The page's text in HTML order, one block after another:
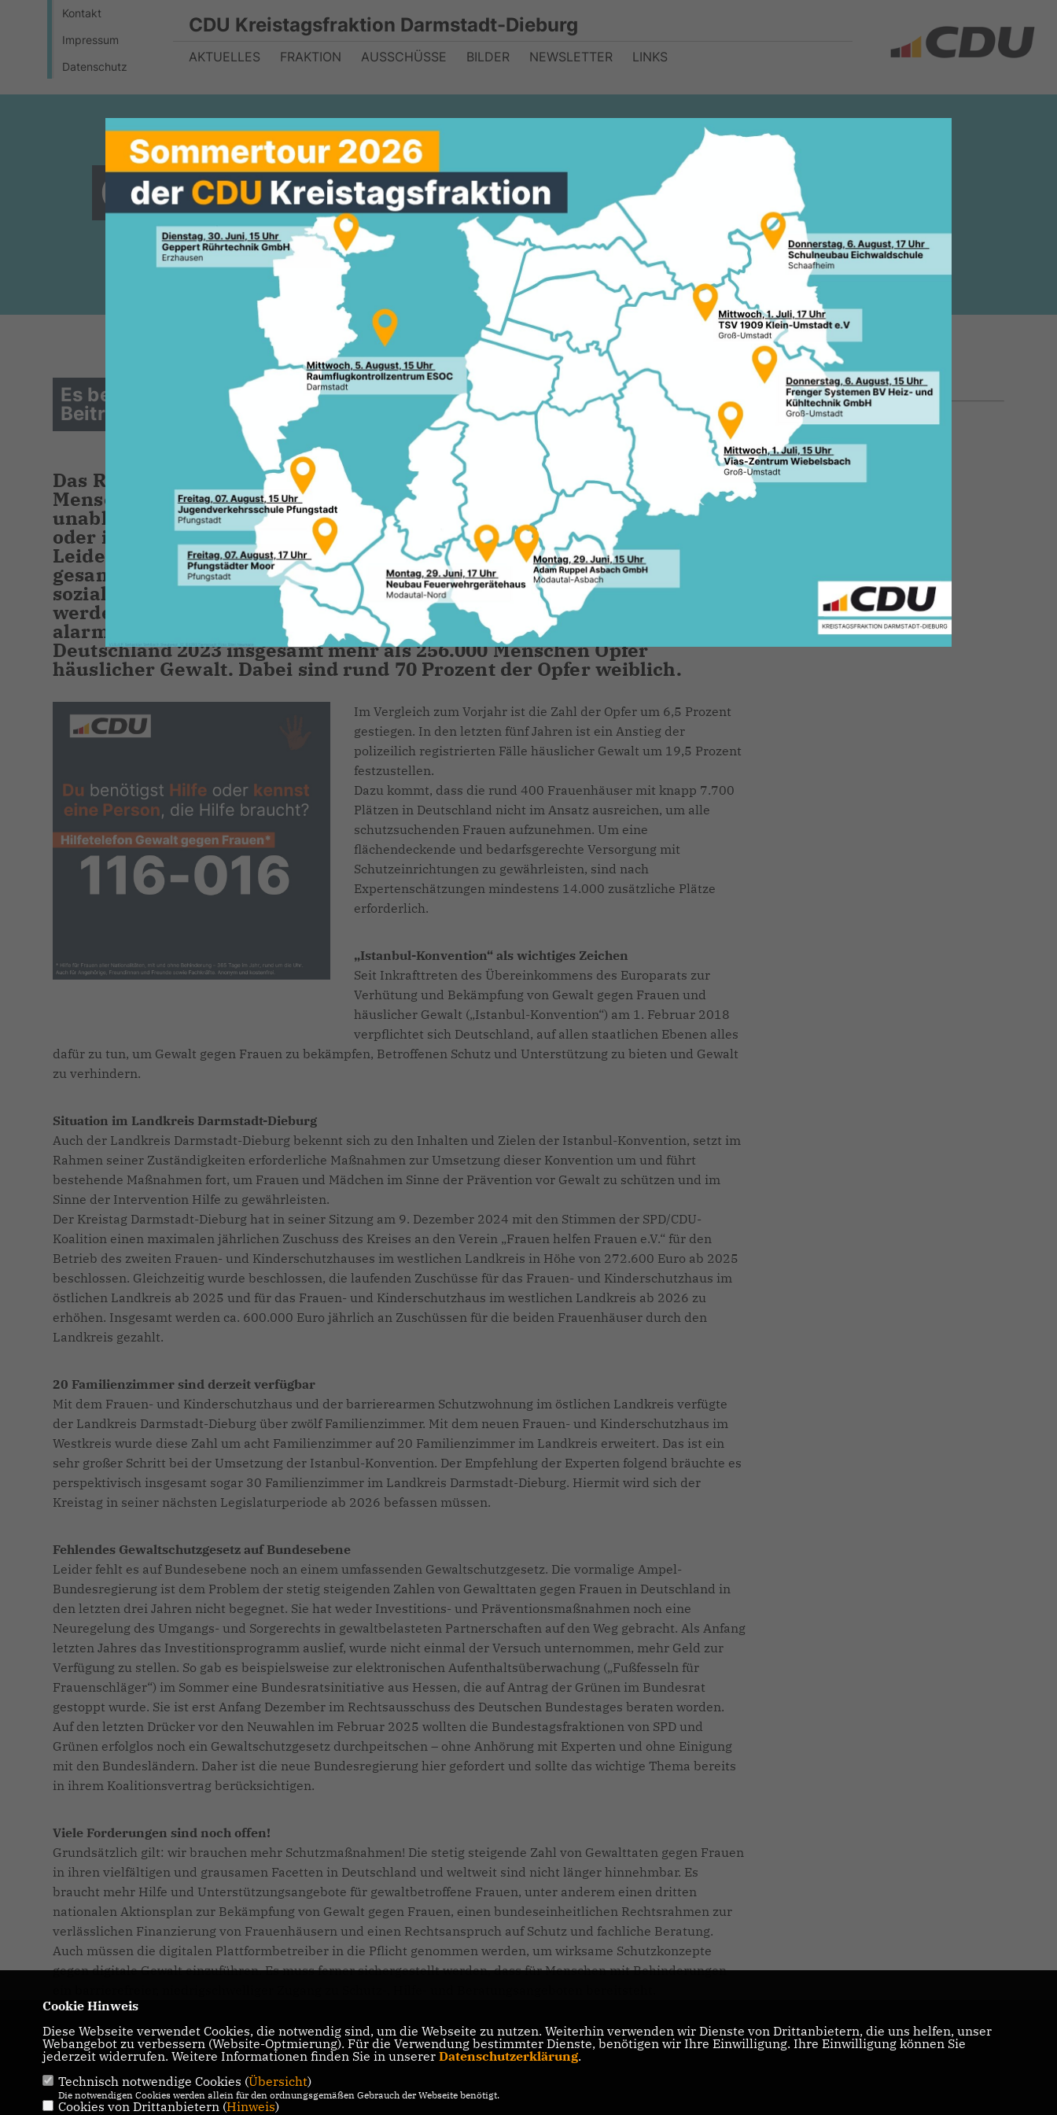
Kontakt
Impressum
Datenschutz
CDU Kreistagsfraktion Darmstadt-Dieburg
AKTUELLES FRAKTION AUSSCHÜSSE BILDER NEWSLETTER LINKS
Gewalt gegen Frauen
Es bedarf größerer Kraftanstrengungen für ein Gewaltschutzgesetz - Ein
Beitrag von Dr. Astrid Mannes
Das Recht auf ein Leben ohne Gewalt darf kein Zufall sein. Es ist ein
Menschenrecht, das auch für alle Frauen und Mädchen gelten muss –
unabhängig davon, ob sie der Willkür ihres Partners ausgesetzt sind
oder in einem Unrechtsregime leben.
Leider ist häusliche Gewalt in Deutschland immer noch ein großes
gesamtgesellschaftliches Problem. Betroffene finden sich in allen
sozialen Schichten und dennoch ist sie noch immer ein Tabuthema. Es
werden weiterhin oftmals die Opfer stigmatisiert. Die Zahlen sind
alarmierend: Laut Lagebild des Bundeskriminalamtes wurden in
Deutschland 2023 insgesamt mehr als 256.000 Menschen Opfer
häuslicher Gewalt. Dabei sind rund 70 Prozent der Opfer weiblich.
Im Vergleich zum Vorjahr ist die Zahl der Opfer um 6,5 Prozent
gestiegen. In den letzten fünf Jahren ist ein Anstieg der
polizeilich registrierten Fälle häuslicher Gewalt um 19,5 Prozent
festzustellen.
Dazu kommt, dass die rund 400 Frauenhäuser mit knapp 7.700
Plätzen in Deutschland nicht im Ansatz ausreichen, um alle
schutzsuchenden Frauen aufzunehmen. Um eine
flächendeckende und bedarfsgerechte Versorgung mit
Schutzeinrichtungen zu gewährleisten, sind nach
Expertenschätzungen mindestens 14.000 zusätzliche Plätze
erforderlich.
Istanbul-Konvention“ als wichtiges Zeichen
Seit Inkrafttreten des Übereinkommens des Europarats zur
Verhütung und Bekämpfung von Gewalt gegen Frauen und
häuslicher Gewalt („Istanbul-Konvention“) am 1. Februar 2018
verpflichtet sich Deutschland, auf allen staatlichen Ebenen alles
dafür zu tun, um Gewalt gegen Frauen zu bekämpfen, Betroffenen Schutz und Unterstützung zu bieten und Gewalt
zu verhindern.
Situation im Landkreis Darmstadt-Dieburg
Auch der Landkreis Darmstadt-Dieburg bekennt sich zu den Inhalten und Zielen der Istanbul-Konvention, setzt im
Rahmen seiner Zuständigkeiten erforderliche Maßnahmen zur Umsetzung dieser Konvention um und führt
bestehende Maßnahmen fort, um Frauen und Mädchen im Sinne der Prävention vor Gewalt zu schützen und im
Sinne der Intervention Hilfe zu gewährleisten.
Der Kreistag Darmstadt-Dieburg hat in seiner Sitzung am 9. Dezember 2024 mit den Stimmen der SPD/CDU-
Koalition einen maximalen jährlichen Zuschuss des Kreises an den Verein „Frauen helfen Frauen e.V.“ für den
Betrieb des zweiten Frauen- und Kinderschutzhauses im westlichen Landkreis in Höhe von 272.600 Euro ab 2025
beschlossen. Gleichzeitig wurde beschlossen, die laufenden Zuschüsse für das Frauen- und Kinderschutzhaus im
östlichen Landkreis ab 2025 und für das Frauen- und Kinderschutzhaus im westlichen Landkreis ab 2026 zu
erhöhen. Insgesamt werden ca. 600.000 Euro jährlich an Zuschüssen für die beiden Frauenhäuser durch den
Landkreis gezahlt.
20 Familienzimmer sind derzeit verfügbar
Mit dem Frauen- und Kinderschutzhaus und der barrierearmen Schutzwohnung im östlichen Landkreis verfügte
der Landkreis Darmstadt-Dieburg über zwölf Familienzimmer. Mit dem neuen Frauen- und Kinderschutzhaus im
Westkreis wurde diese Zahl um acht Familienzimmer auf 20 Familienzimmer im Landkreis erweitert. Das ist ein
sehr großer Schritt bei der Umsetzung der Istanbul-Konvention. Der Empfehlung der Experten folgend bräuchte es
perspektivisch insgesamt sogar 30 Familienzimmer im Landkreis Darmstadt-Dieburg. Hiermit wird sich der
Kreistag in seiner nächsten Legislaturperiode ab 2026 befassen müssen.
Fehlendes Gewaltschutzgesetz auf Bundesebene
Leider fehlt es auf Bundesebene noch an einem umfassenden Gewaltschutzgesetz. Die vormalige Ampel-
Bundesregierung ist dem Problem der stetig steigenden Zahlen von Gewalttaten gegen Frauen in Deutschland in
den letzten drei Jahren nicht begegnet. Sie hat weder Investitions- und Präventionsmaßnahmen noch eine
Neuregelung des Umgangs- und Sorgerechts in gewaltbelasteten Partnerschaften auf den Weg gebracht. Als Anfang
letzten Jahres das Investitionsprogramm auslief, wurde nicht einmal der Versuch unternommen, mehr Geld zur
Verfügung zu stellen. So gab es beispielsweise zur elektronischen Aufenthaltsüberwachung („Fußfesseln für
Frauenschläger“) im Sommer eine Bundesratsinitiative aus Hessen, die auf Antrag der Grünen im Bundesrat
gestoppt wurde. Sie ist erst Anfang Dezember im Rechtsausschuss des Deutschen Bundestages beraten worden.
Auf den letzten Drücker vor den Neuwahlen im Februar 2025 wollten die Bundestagsfraktionen von SPD und
Grünen erfolglos noch ein Gewaltschutzgesetz durchpeitschen – ohne Anhörung mit Experten und ohne Einigung
mit den Bundesländern. Daher ist die neue Bundesregierung hier gefordert und sollte das wichtige Thema bereits
in ihrem Koalitionsvertrag berücksichtigen.
Viele Forderungen sind noch offen!
Grundsätzlich gilt: wir brauchen mehr Schutzmaßnahmen! Die stetig steigende Zahl von Gewalttaten gegen Frauen
in ihren vielfältigen und grausamen Facetten in Deutschland und weltweit sind nicht länger hinnehmbar. Es
braucht mehr Hilfe und Unterstützungsangebote für gewaltbetroffene Frauen, unter anderem einen dritten
nationalen Aktionsplan zur Bekämpfung von Gewalt gegen Frauen, einen bundeseinheitlichen Rechtsrahmen zur
verlässlichen Finanzierung von Frauenhäusern und einen Rechtsanspruch auf Schutz und fachliche Beratung.
Auch müssen die digitalen Plattformbetreiber in die Pflicht genommen werden, um wirksame Schutzkonzepte
gegen digitale Gewalt einzuführen. Es muss ferner sichergestellt werden, dass für Menschen mit Behinderungen
11.04.2025, 12:18 Uhr
Homepage der CDU Kreistagsfraktion
Darmstadt - Dieburg
IMPRESSUM
DATENSCHUTZ
KONTAKT
Cookie Hinweis
Diese Webseite verwendet Cookies, die notwendig sind, um die Webseite zu nutzen. Weiterhin verwenden wir Dienste von Drittanbietern, die uns helfen, unser
Webangebot zu verbessern (Website-Optmierung). Für die Verwendung bestimmter Dienste, benötigen wir Ihre Einwilligung. Ihre Einwilligung können Sie
jederzeit widerrufen. Weitere Informationen finden Sie in unserer Datenschutzerklärung.
Technisch notwendige Cookies (Übersicht)
Die notwendigen Cookies werden allein für den ordnungsgemäßen Gebrauch der Webseite benötigt.
Cookies von Drittanbietern (Hinweis)